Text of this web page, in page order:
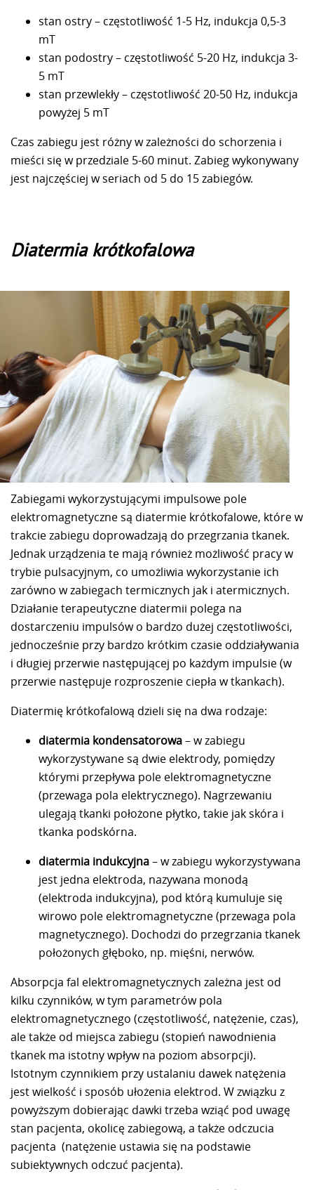
stan ostry – częstotliwość 1-5 Hz, indukcja 0,5-3
mT
stan podostry – częstotliwość 5-20 Hz, indukcja 3-
5 mT
stan przewlekły – częstotliwość 20-50 Hz, indukcja
powyżej 5 mT
Czas zabiegu jest różny w zależności do schorzenia i
mieści się w przedziale 5-60 minut. Zabieg wykonywany
jest najczęściej w seriach od 5 do 15 zabiegów.
Diatermia krótkofalowa
Zabiegami wykorzystującymi impulsowe pole
elektromagnetyczne są diatermie krótkofalowe, które w
trakcie zabiegu doprowadzają do przegrzania tkanek.
Jednak urządzenia te mają również możliwość pracy w
trybie pulsacyjnym, co umożliwia wykorzystanie ich
zarówno w zabiegach termicznych jak i atermicznych.
Działanie terapeutyczne diatermii polega na
dostarczeniu impulsów o bardzo dużej częstotliwości,
jednocześnie przy bardzo krótkim czasie oddziaływania
i długiej przerwie następującej po każdym impulsie (w
przerwie następuje rozproszenie ciepła w tkankach).
Diatermię krótkofalową dzieli się na dwa rodzaje:
diatermia kondensatorowa– w zabiegu
wykorzystywane są dwie elektrody, pomiędzy
którymi przepływa pole elektromagnetyczne
(przewaga pola elektrycznego). Nagrzewaniu
ulegają tkanki położone płytko, takie jak skóra i
tkanka podskórna.
diatermia indukcyjna– w zabiegu wykorzystywana
jest jedna elektroda, nazywana monodą
(elektroda indukcyjna), pod którą kumuluje się
wirowo pole elektromagnetyczne (przewaga pola
magnetycznego). Dochodzi do przegrzania tkanek
położonych głęboko, np. mięśni, nerwów.
Absorpcja fal elektromagnetycznych zależna jest od
kilku czynników, w tym parametrów pola
elektromagnetycznego (częstotliwość, natężenie, czas),
ale także od miejsca zabiegu (stopień nawodnienia
tkanek ma istotny wpływ na poziom absorpcji).
Istotnym czynnikiem przy ustalaniu dawek natężenia
jest wielkość i sposób ułożenia elektrod. W związku z
powyższym dobierając dawki trzeba wziąć pod uwagę
stan pacjenta, okolicę zabiegową, a także odczucia
pacjenta (natężenie ustawia się na podstawie
subiektywnych odczuć pacjenta).